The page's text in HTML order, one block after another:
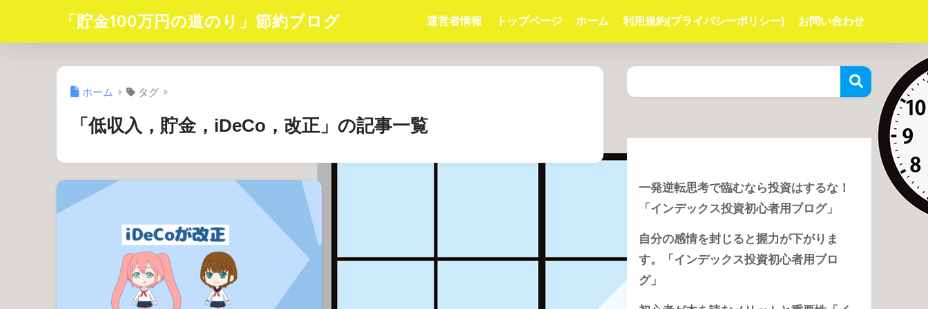
「貯金100万円の道のり」節約ブログ 運営者情報 トップページ ホーム 利用規約(プライバシーポリシー) お問い合わせ
ホーム タグ
「低収入，貯金，iDeCo，改正」の記事一覧
一発逆転思考で臨むなら投資はするな！
「インデックス投資初心者用ブログ」
自分の感情を封じると握力が下がりま
す。「インデックス投資初心者用ブロ
グ」